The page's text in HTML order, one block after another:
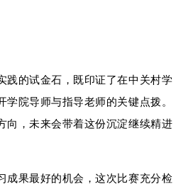
践的试金石，既印证了在中关村学
学院导师与指导老师的关键点拨。
向，未来会带着这份沉淀继续精进
成果最好的机会，这次比赛充分检